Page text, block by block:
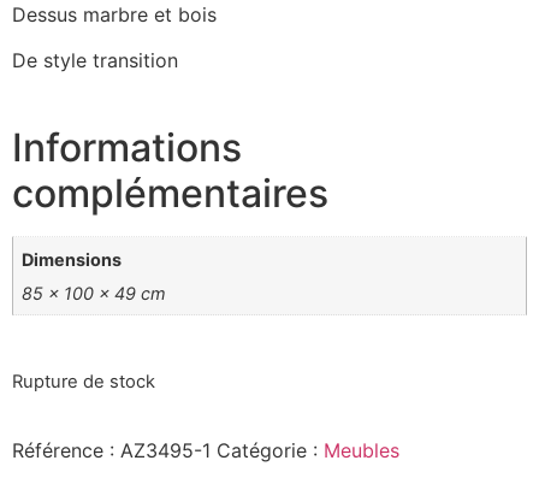
Dessus marbre et bois
De style transition
Informations
complémentaires
Dimensions
85 × 100 × 49 cm
Rupture de stock
Référence : AZ3495-1 Catégorie : Meubles